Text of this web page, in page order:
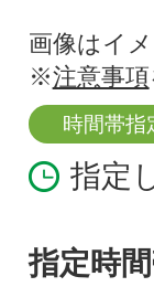
画像はイメ
※注意事項
時間帯指
指定
指定時